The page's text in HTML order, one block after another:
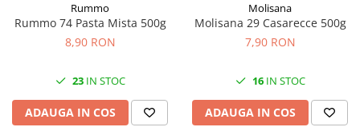
Rummo
Rummo 74 Pasta Mista 500g
8,90 RON
23IN STOC
ADAUGA IN COS
Molisana
Molisana 29 Casarecce 500g
7,90 RON
16IN STOC
ADAUGA IN COS